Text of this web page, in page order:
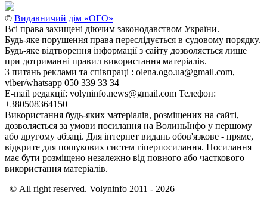
© Видавничий дім «ОГО»
Всі права захищені діючим законодавством України.
Будь-яке порушення права переслідується в судовому порядку.
Будь-яке відтворення інформації з сайту дозволяється лише
при дотриманні правил використання матеріалів.
З питань реклами та співпраці : olena.ogo.ua@gmail.com,
viber/whatsapp 050 339 33 34
E-mail редакції: volyninfo.news@gmail.com Телефон:
+380508364150
Використання будь-яких матеріалів, розміщених на сайті,
дозволяється за умови посилання на ВолиньІнфо у першому
або другому абзаці. Для інтернет видань обов'язкове - пряме,
відкрите для пошукових систем гіперпосилання. Посилання
має бути розміщено незалежно від повного або часткового
використання матеріалів.
© All right reserved. Volyninfo 2011 - 2026